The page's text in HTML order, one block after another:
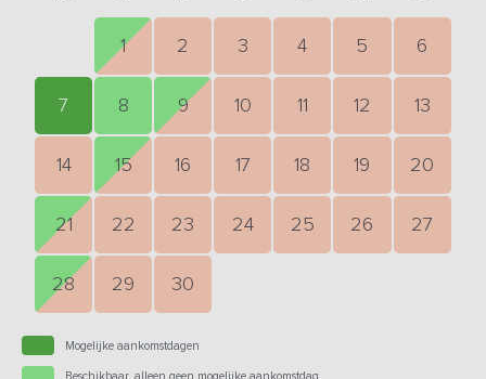
1 2 3 4 5 6
7 8 9 10 11 12 13
14 15 16 17 18 19 20
21 22 23 24 25 26 27
28 29 30
Mogelijke aankomstdagen
Beschikbaar, alleen geen mogelijke aankomstdag